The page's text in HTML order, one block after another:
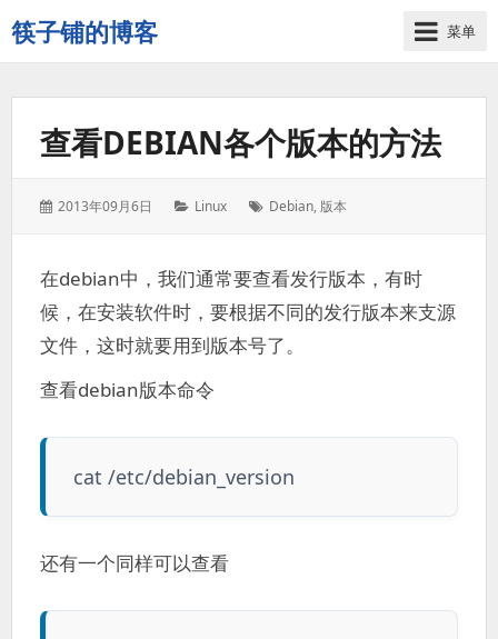
筷子铺的博客
记
录
菜单
查看DEBIAN各个版本的方法
发
2013年09月6日
分
Linux
标
Debian, 版本
在debian中，我们通常要查看发行版本，有时
候，在安装软件时，要根据不同的发行版本来支源
文件，这时就要用到版本号了。
查看debian版本命令
cat /etc/debian_version
还有一个同样可以查看